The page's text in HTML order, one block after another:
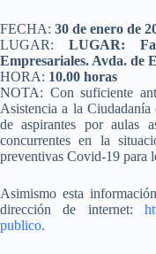
FECHA: 30 de enero de
LUGAR: LUGAR:
Empresariales. Avda. de
HORA: 10.00 horas
NOTA: Con suficiente
Asistencia a la
de aspirantes por aulas
concurrentes en la
preventivas Covid-19 para
Asimismo esta
dirección de internet:
publico.